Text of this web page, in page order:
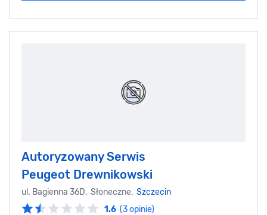
Autoryzowany Serwis
Peugeot Drewnikowski
ul. Bagienna 36D, Słoneczne, Szczecin
1.6 (3 opinie)